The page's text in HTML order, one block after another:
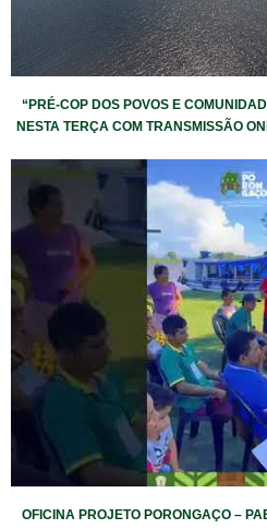
“PRÉ-COP DOS POVOS E
NESTA TERÇA COM TRANSMISSÃO
OFICINA PROJETO PORONGAÇO –